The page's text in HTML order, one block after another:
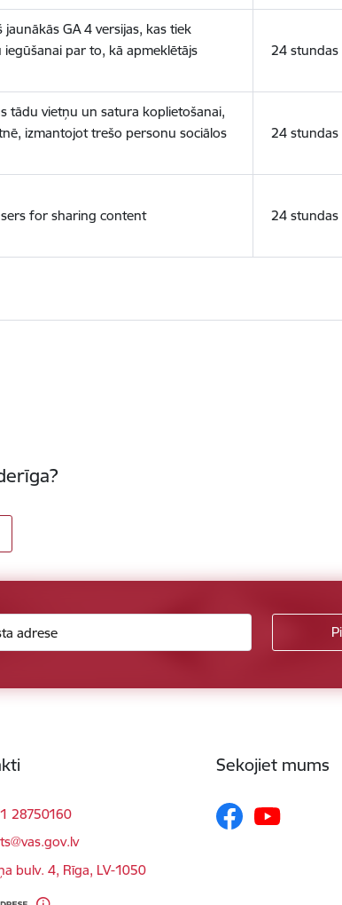
GA 4 versijas, kas tiek
par to, kā apmeklētājs
24 stundas
tādu vietņu un satura koplietošanai,
izmantojot trešo personu sociālos
24 stundas
for sharing content 24 stundas
28750160
bulv. 4, Rīga, LV-1050
Sekojiet mums